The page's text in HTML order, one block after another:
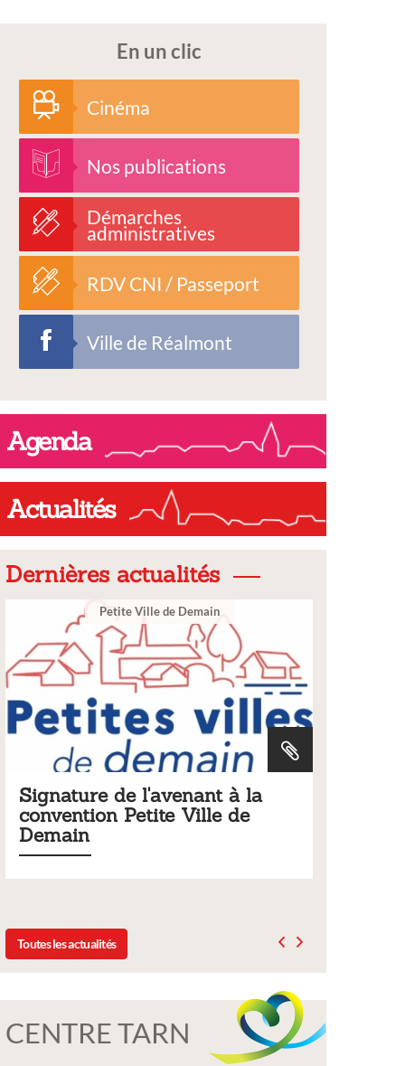
En un clic
Cinéma
Nos publications
Démarches
administratives
RDV CNI / Passeport
Ville de Réalmont
Agenda
Actualités
Dernières actualités
à la
de
Tarifs 2026 des services
municipaux
Toutes les actualités
CENTRE TARN